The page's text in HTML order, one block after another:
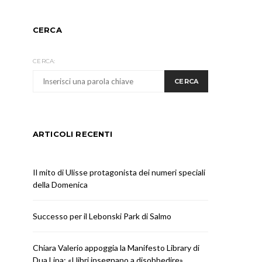
CERCA
CERCA:
CERCA
ARTICOLI RECENTI
Il mito di Ulisse protagonista dei numeri speciali
della Domenica
Successo per il Lebonski Park di Salmo
Chiara Valerio appoggia la Manifesto Library di
Dua Lipa: «I libri insegnano a disobbedire»